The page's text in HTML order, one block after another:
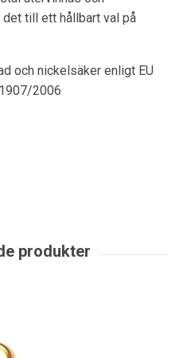
till ett hållbart val på
och nickelsäker enligt EU
2006